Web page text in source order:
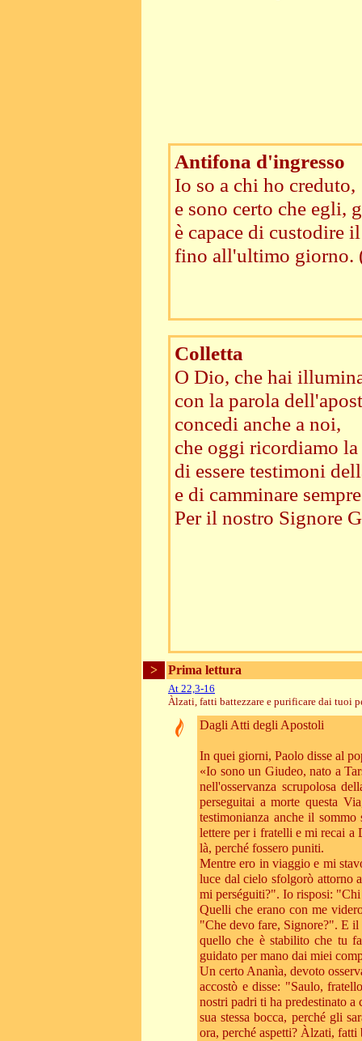
Antifona d'ingresso
Io so a chi ho creduto,
e sono certo che egli,
è capace di custodire
fino all'ultimo giorno.
Colletta
O Dio, che hai
con la parola
concedi anche a noi,
che oggi ricordiamo
di essere testimoni
e di camminare
Per il nostro Signore
> Prima lettura
At 22,3-16
Àlzati, fatti battezzare e purificare dai tuoi
Dagli Atti degli Apostoli
In quei giorni, Paolo disse al
«Io sono un Giudeo, nato a
nell'osservanza scrupolosa
perseguitai a morte questa
testimonianza anche il
lettere per i fratelli e mi recai a
là, perché fossero puniti.
Mentre ero in viaggio e mi
luce dal cielo sfolgorò attorno
mi perséguiti?". Io risposi:
Quelli che erano con me
"Che devo fare, Signore?". E
quello che è stabilito che tu
guidato per mano dai miei
Un certo Ananìa, devoto
accostò e disse: "Saulo,
nostri padri ti ha predestinato a
sua stessa bocca, perché gli
ora, perché aspetti? Àlzati,